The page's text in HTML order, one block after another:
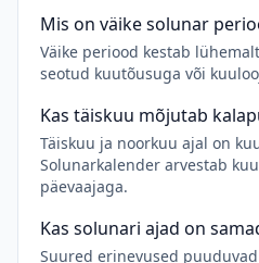
Mis on väike solunar
Väike periood kestab
seotud kuutõusuga või
Kas täiskuu mõjutab
Täiskuu ja noorkuu ajal on
Solunarkalender arvestab
päevaajaga.
Kas solunari ajad on
Suured erinevused